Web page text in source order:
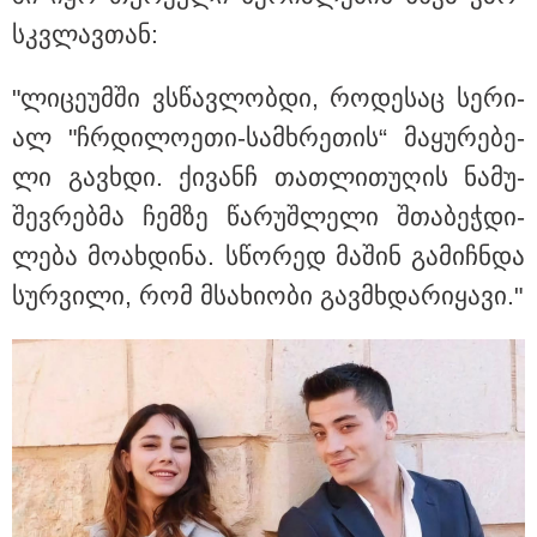
11:36 / 08-08-2026
წელიწადნახევარში საქართველოში 164
ადამიანი დაიკარგა - 57 პირს ამ დრომდე
ეძებენ
სკვლავ­თან:
"ლი­ცე­უმ­ში ვსწავ­ლობ­დი, რო­დე­საც სე­რი­
ალ "ჩრდი­ლო­ე­თი-სამ­ხრე­თის“ მა­ყუ­რე­ბე­
ლი გავ­ხდი. ქი­ვანჩ თათ­ლი­თუ­ღის ნა­მუ­
შევ­რებ­მა ჩემ­ზე წა­რუშ­ლე­ლი შთა­ბეჭ­დი­
ლე­ბა მო­ახ­დი­ნა. სწო­რედ მა­შინ გა­მიჩ­ნდა
სურ­ვი­ლი, რომ მსა­ხი­ო­ბი გავმხდა­რი­ყა­ვი."